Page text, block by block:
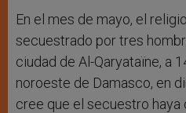
En el mes de mayo, el
secuestrado por tres
ciudad de Al-Qaryataïne, a
noroeste de Damasco, en
cree que el secuestro haya